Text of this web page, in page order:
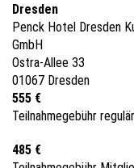
Dresden
Penck Hotel Dresden
GmbH
Ostra-Allee 33
01067 Dresden
555 €
Teilnahmegebühr regulär
485 €